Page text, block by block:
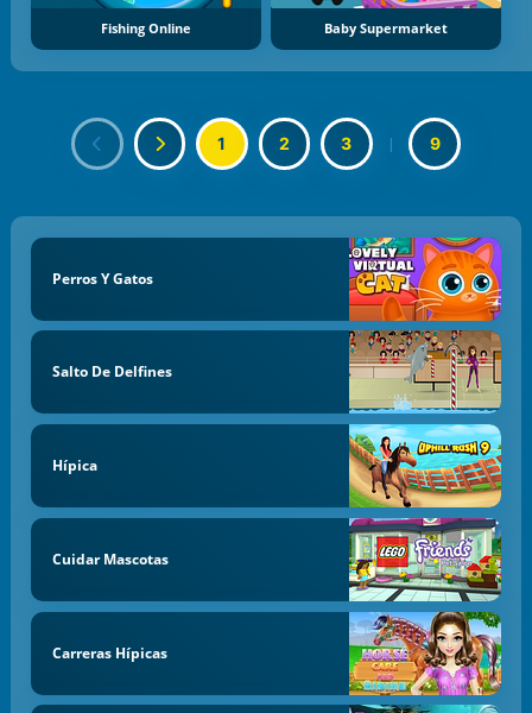
Fishing Online Baby Supermarket
1 2 3 | 9
Perros Y Gatos
Salto De Delfines
Hípica
Cuidar Mascotas
Carreras Hípicas